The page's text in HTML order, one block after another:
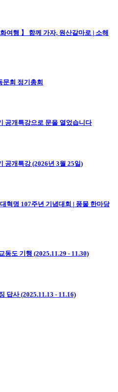
여행 】 함께 가자, 원산갈마로 | 소해
문회 정기총회
공개특강으로 문을 열었습니다
공개특강 (2026년 3월 25일)
혁명 107주년 기념대회 | 풍물 한마당
동도 기행 (2025.11.29 - 11.30)
답사 (2025.11.13 - 11.16)